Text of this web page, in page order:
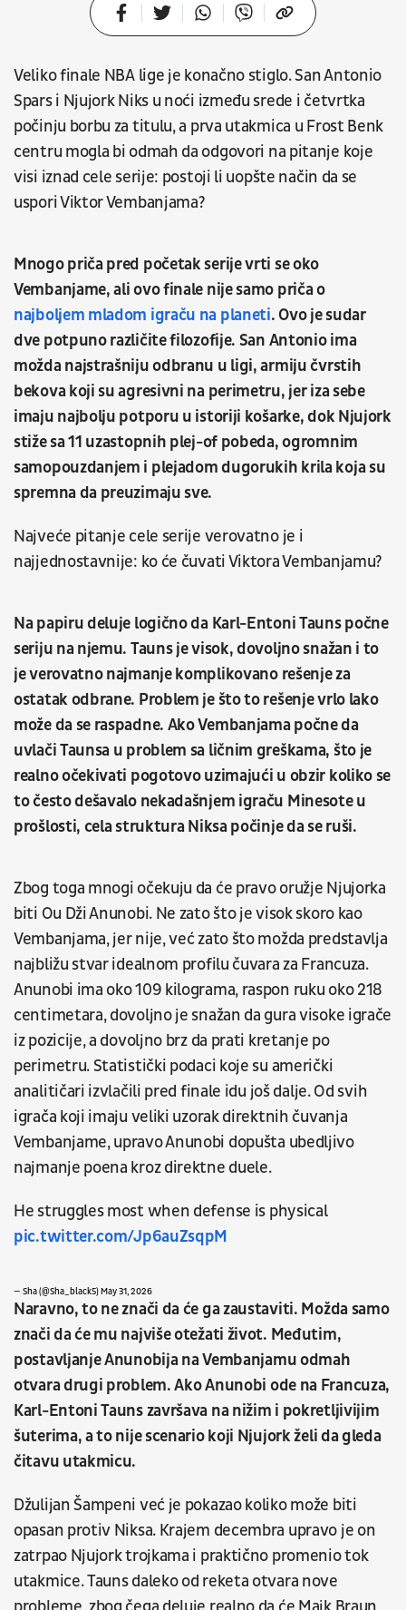
Veliko finale NBA lige je konačno stiglo. San Antonio
Spars i Njujork Niks u noći između srede i četvrtka
počinju borbu za titulu, a prva utakmica u Frost Benk
centru mogla bi odmah da odgovori na pitanje koje
visi iznad cele serije: postoji li uopšte način da se
uspori Viktor Vembanjama?
Mnogo priča pred početak serije vrti se oko
Vembanjame, ali ovo finale nije samo priča o
najboljem mladom igraču na planeti. Ovo je sudar
dve potpuno različite filozofije. San Antonio ima
možda najstrašniju odbranu u ligi, armiju čvrstih
bekova koji su agresivni na perimetru, jer iza sebe
imaju najbolju potporu u istoriji košarke, dok Njujork
stiže sa 11 uzastopnih plej-of pobeda, ogromnim
samopouzdanjem i plejadom dugorukih krila koja su
spremna da preuzimaju sve.
Najveće pitanje cele serije verovatno je i
najjednostavnije: ko će čuvati Viktora Vembanjamu?
Na papiru deluje logično da Karl-Entoni Tauns počne
seriju na njemu. Tauns je visok, dovoljno snažan i to
je verovatno najmanje komplikovano rešenje za
ostatak odbrane. Problem je što to rešenje vrlo lako
može da se raspadne. Ako Vembanjama počne da
uvlači Taunsa u problem sa ličnim greškama, što je
realno očekivati pogotovo uzimajući u obzir koliko se
to često dešavalo nekadašnjem igraču Minesote u
prošlosti, cela struktura Niksa počinje da se ruši.
Zbog toga mnogi očekuju da će pravo oružje Njujorka
biti Ou Dži Anunobi. Ne zato što je visok skoro kao
Vembanjama, jer nije, već zato što možda predstavlja
najbližu stvar idealnom profilu čuvara za Francuza.
Anunobi ima oko 109 kilograma, raspon ruku oko 218
centimetara, dovoljno je snažan da gura visoke igrače
iz pozicije, a dovoljno brz da prati kretanje po
perimetru. Statistički podaci koje su američki
analitičari izvlačili pred finale idu još dalje. Od svih
igrača koji imaju veliki uzorak direktnih čuvanja
Vembanjame, upravo Anunobi dopušta ubedljivo
najmanje poena kroz direktne duele.
He struggles most when defense is physical
pic.twitter.com/Jp6auZsqpM
— Sha (@Sha_black5)May 31, 2026
Naravno, to ne znači da će ga zaustaviti. Možda samo
znači da će mu najviše otežati život. Međutim,
postavljanje Anunobija na Vembanjamu odmah
otvara drugi problem. Ako Anunobi ode na Francuza,
Karl-Entoni Tauns završava na nižim i pokretljivijim
šuterima, a to nije scenario koji Njujork želi da gleda
čitavu utakmicu.
Džulijan Šampeni već je pokazao koliko može biti
opasan protiv Niksa. Krajem decembra upravo je on
zatrpao Njujork trojkama i praktično promenio tok
utakmice. Tauns daleko od reketa otvara nove